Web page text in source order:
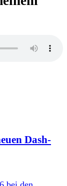
Dash-